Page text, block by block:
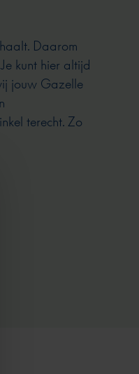
Daarom
kunt hier altijd
jouw Gazelle
terecht. Zo